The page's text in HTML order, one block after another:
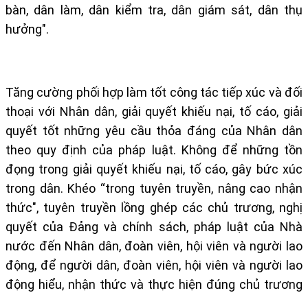
bàn, dân làm, dân kiểm tra, dân giám sát, dân thụ
hưởng".
Tăng cường phối hợp làm tốt công tác tiếp xúc và đối
thoại với Nhân dân, giải quyết khiếu nại, tố cáo, giải
quyết tốt những yêu cầu thỏa đáng của Nhân dân
theo quy định của pháp luật. Không để những tồn
đọng trong giải quyết khiếu nại, tố cáo, gây bức xúc
trong dân. Khéo “trong tuyên truyền, nâng cao nhận
thức", tuyên truyền lồng ghép các chủ trương, nghị
quyết của Đảng và chính sách, pháp luật của Nhà
nước đến Nhân dân, đoàn viên, hội viên và người lao
động, để người dân, đoàn viên, hội viên và người lao
động hiểu, nhận thức và thực hiện đúng chủ trương